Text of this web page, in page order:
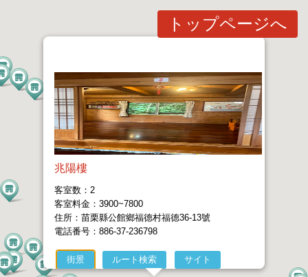
トップページへ
兆陽樓
客室数：2
客室料金：3900~7800
住所：苗栗縣公館鄉福德村福德36-13號
電話番号：886-37-236798
街景 ルート検索 サイト